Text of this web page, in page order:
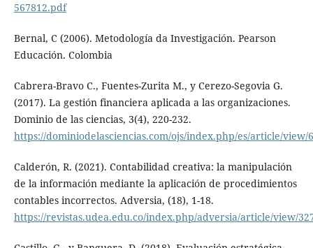
567812.pdf
Bernal, C (2006). Metodología da Investigación. Pearson
Educación. Colombia
Cabrera-Bravo C., Fuentes-Zurita M., y Cerezo-Segovia G.
(2017). La gestión financiera aplicada a las organizaciones.
Dominio de las ciencias, 3(4), 220-232.
https://dominiodelasciencias.com/ojs/index.php/es/article/view/
Calderón, R. (2021). Contabilidad creativa: la manipulación
de la información mediante la aplicación de procedimientos
contables incorrectos. Adversia, (18), 1-18.
https://revistas.udea.edu.co/index.php/adversia/article/view/